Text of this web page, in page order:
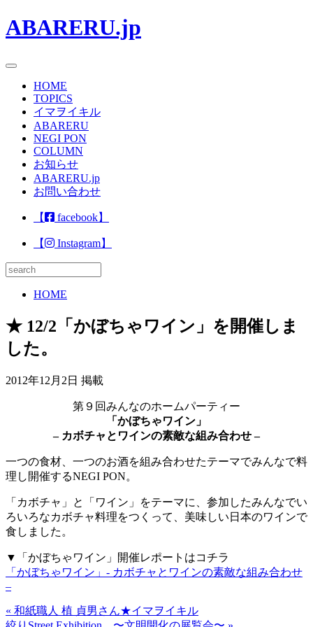
ABARERU.jp
toggle navigation
HOME
TOPICS
イマヲイキル
ABARERU
NEGI PON
COLUMN
お知らせ
ABARERU.jp
お問い合わせ
【 facebook】
【 Instagram】
HOME
★ 12/2「かぼちゃワイン」を開催しま
した。
2012年12月2日 掲載
第９回みんなのホームパーティー
「かぼちゃワイン」
– カボチャとワインの素敵な組み合わせ –
一つの食材、一つのお酒を組み合わせたテーマでみんなで料
理し開催するNEGI PON。
「カボチャ」と「ワイン」をテーマに、参加したみんなでい
ろいろなカボチャ料理をつくって、美味しい日本のワインで
食しました。
▼「かぼちゃワイン」開催レポートはコチラ
「かぼちゃワイン」- カボチャとワインの素敵な組み合わせ
–
« 和紙職人 植 貞男さん★イマヲイキル